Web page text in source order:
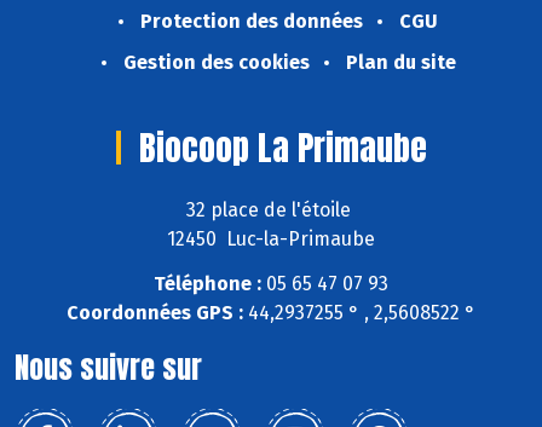
Protection des données
CGU
Gestion des cookies
Plan du site
Biocoop La Primaube
32 place de l'étoile
12450 Luc-la-Primaube
Téléphone : 05 65 47 07 93
Coordonnées GPS : 44,2937255 ° , 2,5608522 °
Nous suivre sur